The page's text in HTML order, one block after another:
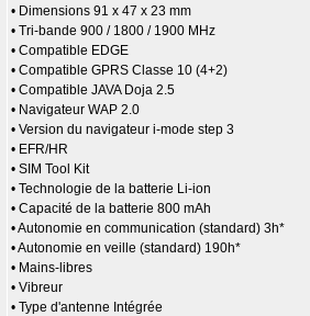
• Dimensions 91 x 47 x 23 mm
• Tri-bande 900 / 1800 / 1900 MHz
• Compatible EDGE
• Compatible GPRS Classe 10 (4+2)
• Compatible JAVA Doja 2.5
• Navigateur WAP 2.0
• Version du navigateur i-mode step 3
• EFR/HR
• SIM Tool Kit
• Technologie de la batterie Li-ion
• Capacité de la batterie 800 mAh
• Autonomie en communication (standard) 3h*
• Autonomie en veille (standard) 190h*
• Mains-libres
• Vibreur
• Type d'antenne Intégrée